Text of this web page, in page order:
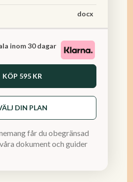
docx
inom 30 dagar
KÖP 595 KR
DIN PLAN
får du obegränsad
dokument och guider